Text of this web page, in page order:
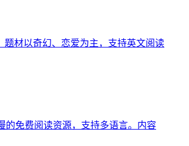
题材以奇幻、恋爱为主，支持英文阅读
的免费阅读资源，支持多语言。内容